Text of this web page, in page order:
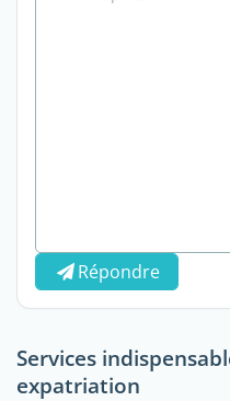
Répondre
Services
expatriation